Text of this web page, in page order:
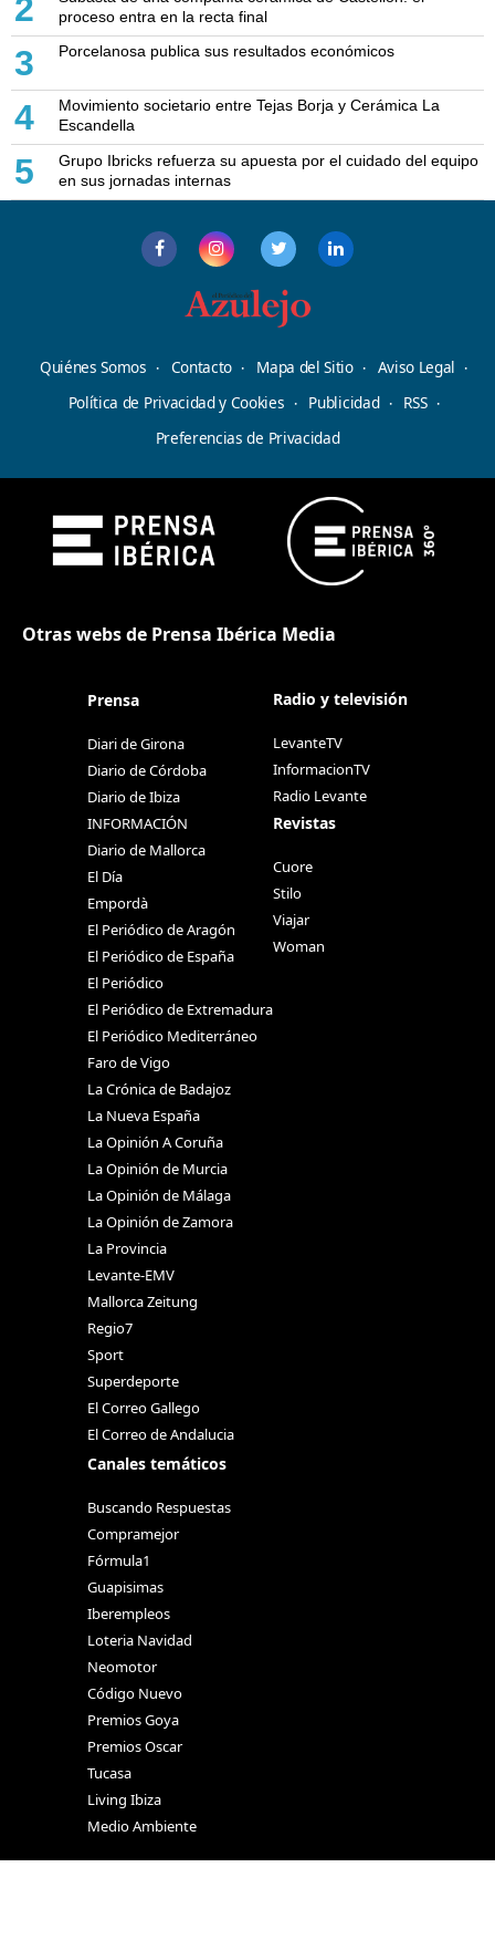
2
proceso entra en la recta final
3 Porcelanosa publica sus resultados económicos
4
Movimiento societario entre Tejas Borja y Cerámica La
Escandella
5
Grupo Ibricks refuerza su apuesta por el cuidado del equipo
en sus jornadas internas
Quiénes Somos Contacto Mapa del Sitio
Aviso Legal
Política de Privacidad y Cookies
Publicidad
RSS
Preferencias de Privacidad
Otras webs de Prensa Ibérica Media
Prensa
Diari de Girona
Diario de Córdoba
Diario de Ibiza
INFORMACIÓN
Diario de Mallorca
El Día
Empordà
El Periódico de Aragón
El Periódico de España
El Periódico
El Periódico de Extremadura
El Periódico Mediterráneo
Faro de Vigo
La Crónica de Badajoz
La Nueva España
La Opinión A Coruña
La Opinión de Murcia
La Opinión de Málaga
La Opinión de Zamora
La Provincia
Levante-EMV
Mallorca Zeitung
Regio7
Sport
Superdeporte
El Correo Gallego
El Correo de Andalucia
Canales temáticos
Buscando Respuestas
Compramejor
Fórmula1
Guapisimas
Iberempleos
Loteria Navidad
Neomotor
Código Nuevo
Premios Goya
Premios Oscar
Tucasa
Living Ibiza
Medio Ambiente
Radio y televisión
LevanteTV
InformacionTV
Radio Levante
Revistas
Cuore
Stilo
Viajar
Woman